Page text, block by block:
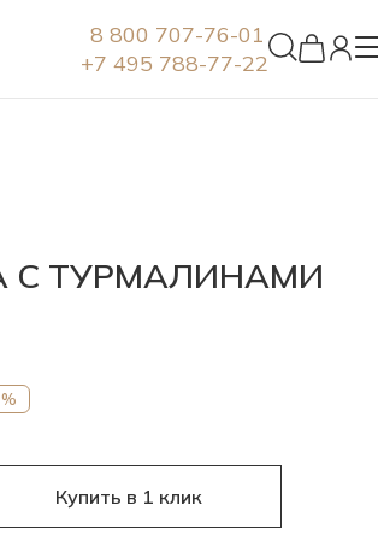
8 800 707-76-01
+7 495 788-77-22
С ТУРМАЛИНАМИ
Купить в 1 клик